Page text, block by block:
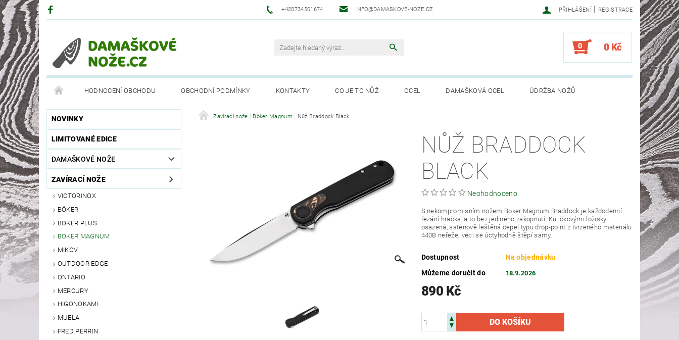
+420734501674 INFO@DAMASKOVE-NOZE.CZ PŘIHLÁŠENÍ | REGISTRACE
0 0 Kč
HODNOCENÍ OBCHODU OBCHODNÍ PODMÍNKY KONTAKTY CO JE TO NŮŽ OCEL DAMAŠKOVÁ OCEL ÚDRŽBA NOŽŮ
DRUHY OCELÍ BÖKEROVA MANUFAKTURA SOLINGEN
NOVINKY
LIMITOVANÉ EDICE
DAMAŠKOVÉ NOŽE
ZAVÍRACÍ NOŽE
VICTORINOX
BÖKER
BÖKER PLUS
BÖKER MAGNUM
MIKOV
OUTDOOR EDGE
ONTARIO
MERCURY
HIGONOKAMI
MUELA
FRED PERRIN
Zavírací nože Böker Magnum Nůž Braddock Black
NŮŽ BRADDOCK
BLACK
Neohodnoceno
S nekompromisním nožem Boker Magnum Braddock je každodenní
řezání hračka, a to bez jediného zakopnutí. Kuličkovými ložisky
osazená, saténově leštěná čepel typu drop-point z tvrzeného materiálu
440B neřeže; věci se úctyhodně štěpí samy.
Dostupnost
Na objednávku
Můžeme doručit do
18.9.2026
890 Kč